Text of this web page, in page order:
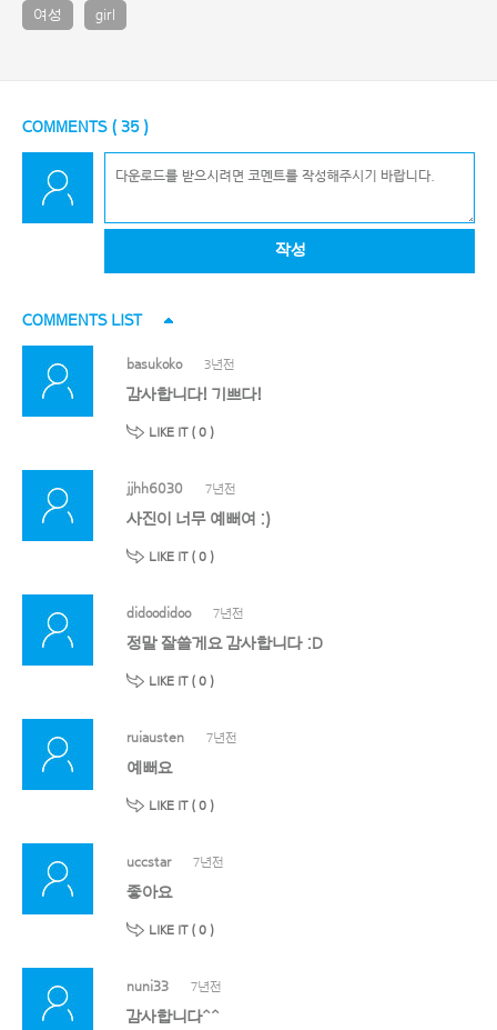
여성 girl
COMMENTS ( 35)
작성
COMMENTS LIST
basukoko 3년전
감사합니다! 기쁘다!
LIKE IT ( 0 )
jjhh6030 7년전
사진이 너무 예뻐여 :)
LIKE IT ( 0 )
didoodidoo 7년전
정말 잘쓸게요 감사합니다 :D
LIKE IT ( 0 )
ruiausten 7년전
예뻐요
LIKE IT ( 0 )
uccstar 7년전
좋아요
LIKE IT ( 0 )
nuni33 7년전
감사합니다^^